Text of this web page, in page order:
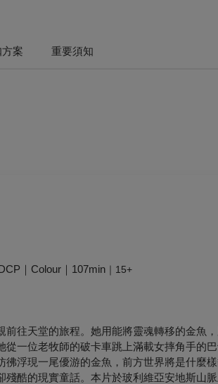
案 重要須知
｜Colour｜107min ｜15+
往天堂的旅程。她用能將靈魂轉移的金魚
從一位老牧師的破卡車跳上滿載女摔角手的
浮現一尾優游的金魚，前方世界將是什麼
殘酷的現實童話。本片於玻利維亞安地斯山